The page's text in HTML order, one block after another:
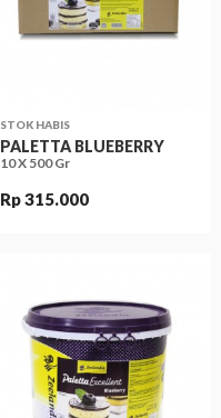
STOK HABIS
PALETTA BLUEBERRY
10 X 500 Gr
Rp 315.000